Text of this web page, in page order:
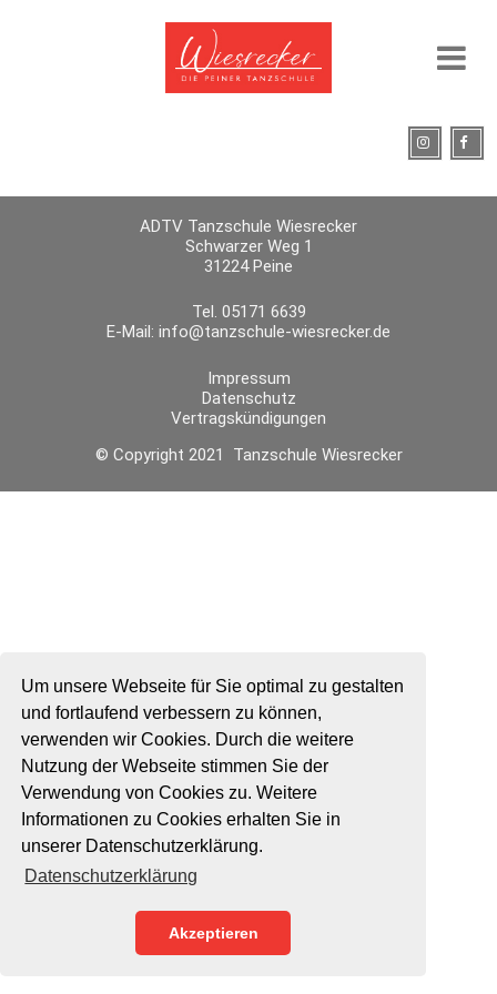
Um unsere Webseite für Sie optimal zu gestalten
und fortlaufend verbessern zu können,
verwenden wir Cookies. Durch die weitere
Nutzung der Webseite stimmen Sie der
Verwendung von Cookies zu. Weitere
Informationen zu Cookies erhalten Sie in
unserer Datenschutzerklärung.
Datenschutzerklärung
Akzeptieren
ADTV Tanzschule Wiesrecker
Schwarzer Weg 1
31224 Peine
Tel. 05171 6639
E-Mail: info@tanzschule-wiesrecker.de
Impressum
Datenschutz
Vertragskündigungen
© Copyright 2021 Tanzschule Wiesrecker